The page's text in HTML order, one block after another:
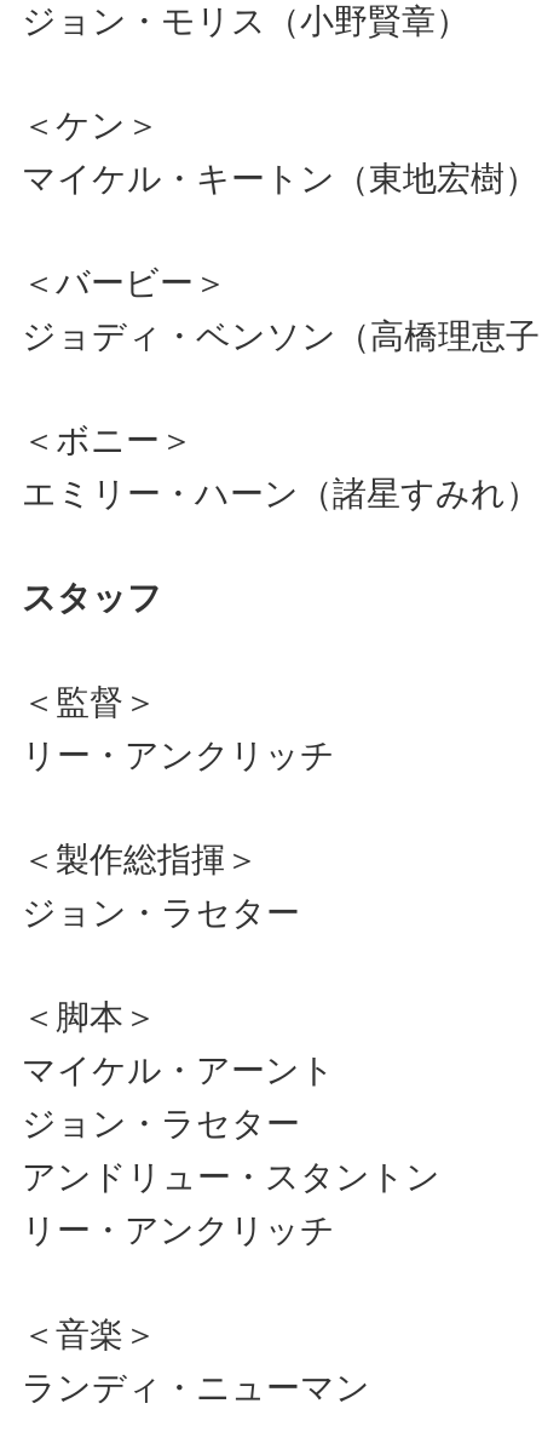
ジョン・モリス（小野賢章）
＜ケン＞
マイケル・キートン（東地宏樹）
＜バービー＞
ジョディ・ベンソン（高橋理恵
＜ボニー＞
エミリー・ハーン（諸星すみれ）
スタッフ
＜監督＞
リー・アンクリッチ
＜製作総指揮＞
ジョン・ラセター
＜脚本＞
マイケル・アーント
ジョン・ラセター
アンドリュー・スタントン
リー・アンクリッチ
＜音楽＞
ランディ・ニューマン